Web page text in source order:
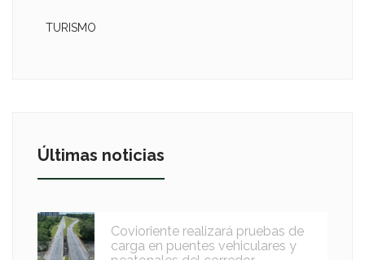
TURISMO
Últimas noticias
Covioriente realizará pruebas de
carga en puentes vehiculares y